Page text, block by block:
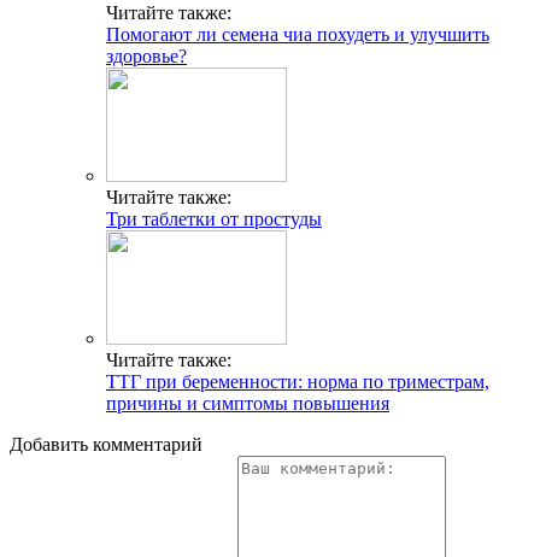
Читайте также:
Помогают ли семена чиа похудеть и улучшить
здоровье?
Читайте также:
Три таблетки от простуды
Читайте также:
ТТГ при беременности: норма по триместрам,
причины и симптомы повышения
Добавить комментарий